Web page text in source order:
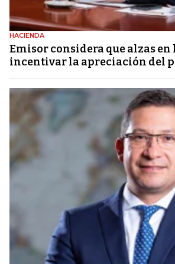
HACIENDA
Emisor considera que alzas
incentivar la apreciación del